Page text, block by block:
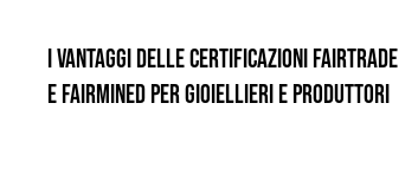
I vantaggi delle certificazioni Fairtrade
e Fairmined per gioiellieri e produttori